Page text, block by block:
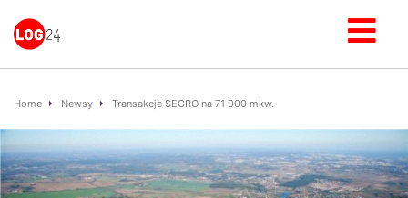
Home Newsy Transakcje SEGRO na 71 000 mkw.